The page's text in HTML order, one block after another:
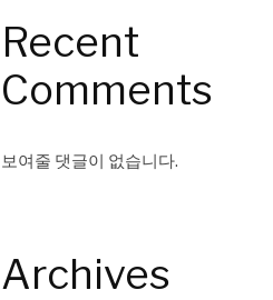
Recent
Comments
보여줄 댓글이 없습니다.
Archives